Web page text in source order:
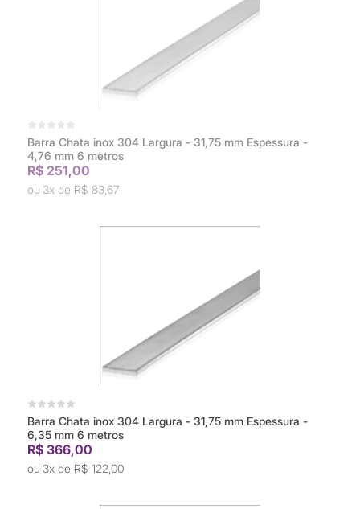
Barra Chata inox 304 Largura - 31,75 mm Espessura -
4,76 mm 6 metros
R$ 251,00
3x de R$ 83,67
Barra Chata inox 304 Largura - 31,75 mm Espessura -
6,35 mm 6 metros
R$ 366,00
3x de R$ 122,00